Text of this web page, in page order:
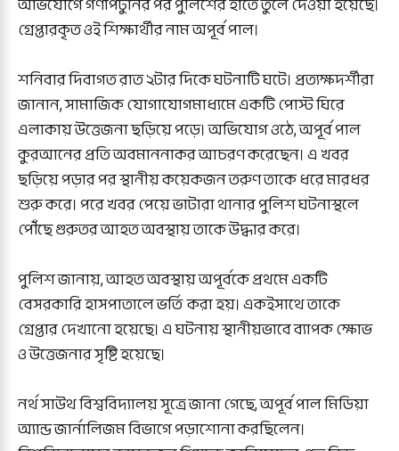
গ্রেপ্তারকৃত ওই শিক্ষার্থীর নাম অপূর্ব পাল।
শনিবার দিবাগত রাত ২টার দিকে ঘটনাটি ঘটে। প্রত্যক্ষদর্শীরা
জানান, সামাজিক যোগাযোগমাধ্যমে একটি পোস্ট ঘিরে
এলাকায় উত্তেজনা ছড়িয়ে পড়ে। অভিযোগ ওঠে, অপূর্ব পাল
কুরআনের প্রতি অবমাননাকর আচরণ করেছেন। এ খবর
ছড়িয়ে পড়ার পর স্থানীয় কয়েকজন তরুণ তাকে ধরে মারধর
শুরু করে। পরে খবর পেয়ে ভাটারা থানার পুলিশ ঘটনাস্থলে
পৌঁছে গুরুতর আহত অবস্থায় তাকে উদ্ধার করে।
পুলিশ জানায়, আহত অবস্থায় অপূর্বকে প্রথমে একটি
বেসরকারি হাসপাতালে ভর্তি করা হয়। একইসাথে তাকে
গ্রেপ্তার দেখানো হয়েছে। এ ঘটনায় স্থানীয়ভাবে ব্যাপক ক্ষোভ
ও উত্তেজনার সৃষ্টি হয়েছে।
নর্থ সাউথ বিশ্ববিদ্যালয় সূত্রে জানা গেছে, অপূর্ব পাল মিডিয়া
অ্যান্ড জার্নালিজম বিভাগে পড়াশোনা করছিলেন।